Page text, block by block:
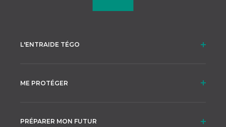
L'ENTRAIDE TÉGO
ME PROTÉGER
PRÉPARER MON FUTUR